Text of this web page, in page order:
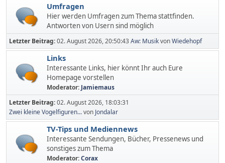
Umfragen
Hier werden Umfragen zum Thema stattfinden.
Antworten von Usern sind möglich
Letzter Beitrag:02. August 2026, 20:50:43Aw: MusikvonWiedehopf
Links
Interessante Links, hier könnt Ihr auch Eure
Homepage vorstellen
Moderator: Jamiemaus
Letzter Beitrag:02. August 2026, 18:03:31
Zwei kleine Vogelfiguren...von Jondalar
TV-Tips und Mediennews
Interessante Sendungen, Bücher, Pressenews und
sonstiges zum Thema
Moderator:Corax